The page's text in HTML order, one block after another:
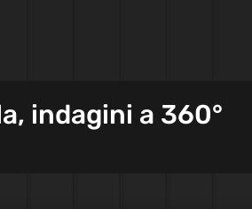
indagini a 360°